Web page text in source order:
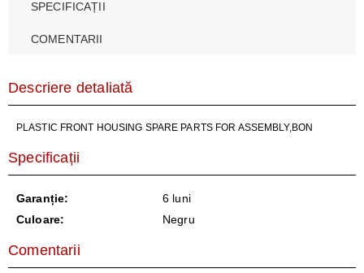
SPECIFICAȚII
COMENTARII
Descriere detaliată
PLASTIC FRONT HOUSING SPARE PARTS FOR ASSEMBLY,BON
Specificații
Garanție:
6 luni
Culoare:
Negru
Comentarii